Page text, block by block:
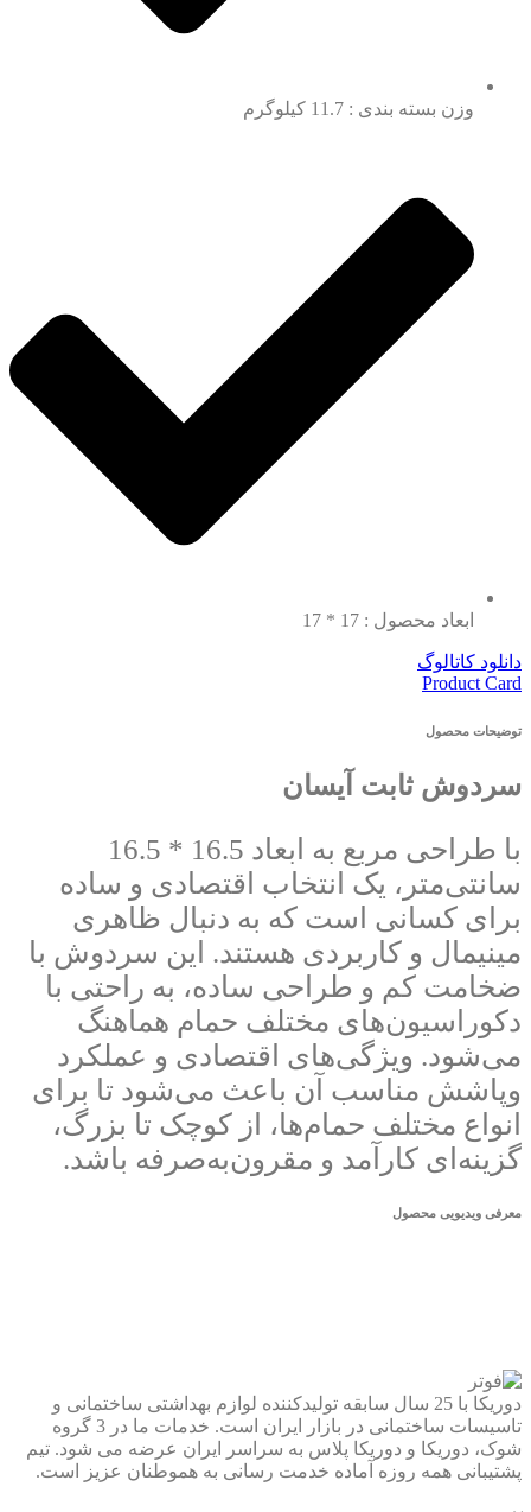
وزن بسته بندی : 11.7 کیلوگرم
ابعاد محصول : 17 * 17
دانلود کاتالوگ
Product Card
توضیحات محصول
سردوش ثابت آیسان
با طراحی مربع به ابعاد 16.5 * 16.5
سانتی‌متر، یک انتخاب اقتصادی و ساده
برای کسانی است که به دنبال ظاهری
مینیمال و کاربردی هستند. این سردوش با
ضخامت کم و طراحی ساده، به راحتی با
دکوراسیون‌های مختلف حمام هماهنگ
می‌شود. ویژگی‌های اقتصادی و عملکرد
وپاشش مناسب آن باعث می‌شود تا برای
انواع مختلف حمام‌ها، از کوچک تا بزرگ،
گزینه‌ای کارآمد و مقرون‌به‌صرفه باشد.
معرفی ویدیویی محصول
دوریکا با 25 سال سابقه تولیدکننده لوازم بهداشتی ساختمانی و
تاسیسات ساختمانی در بازار ایران است. خدمات ما در 3 گروه
شوک، دوریکا و دوریکا پلاس به سراسر ایران عرضه می شود. تیم
پشتیبانی همه روزه آماده خدمت رسانی به هموطنان عزیز است.